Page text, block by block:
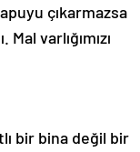
çıkarmazsa
varlığımızı
bir bina değil bir